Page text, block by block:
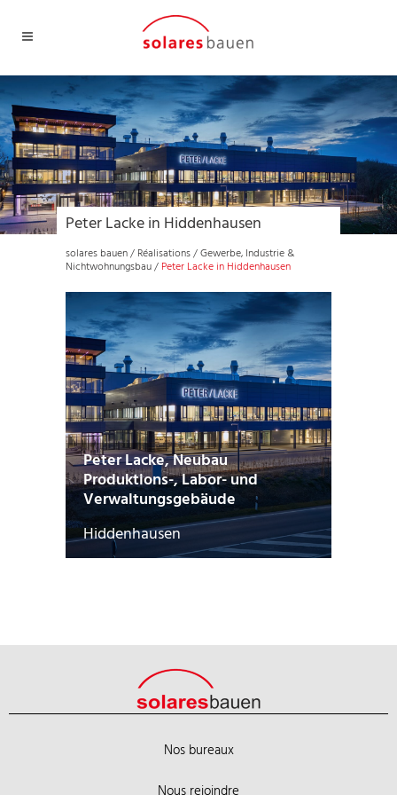
Peter Lacke in Hiddenhausen
solares bauen/ Réalisations/Gewerbe, Industrie &
Nichtwohnungsbau/ Peter Lacke in Hiddenhausen
Peter Lacke, Neubau
Produktions-, Labor- und
Verwaltungsgebäude
Hiddenhausen
Nos bureaux